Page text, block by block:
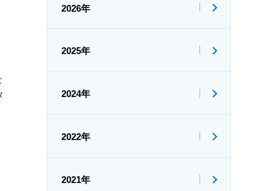
2026年
2025年
2024年
2022年
2021年